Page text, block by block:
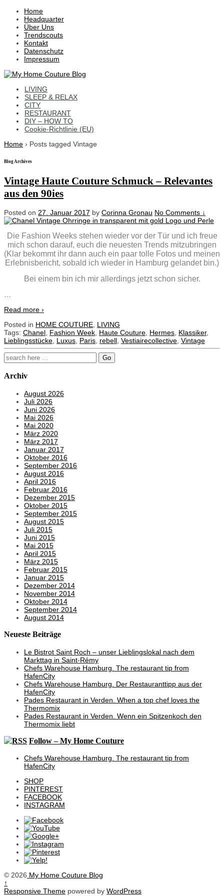
Skip
Main
Content
Home
Headquarter
Über Uns
Trendscouts
Kontakt
Datenschutz
Impressum
LIVING
SLEEP & RELAX
CITY
RESTAURANT
DIY – HOW TO
Cookie-Richtlinie (EU)
Home › Posts tagged Vintage
Blog Archives
Vintage Haute Couture Schmuck – Relevantes
aus den 90ies
Posted on 27. Januar 2017 by Corinna Gronau No Comments ↓
Die Fashion Weeks stehen wieder vor der Tür und ich freue
mich schon darauf, euch die neuesten Trends mitzubringen
(Klar bekommt ihr dann auch ein paar tolle Fotos und meinen
Erlebnisbericht, sobald ich wieder in Hamburg gelandet bin.)
Bei einem bin ich mir allerdings jetzt schon sicher.
Read more ›
Posted in HOME COUTURE LIVING
Tags: Chanel Fashion Week Haute Couture Hermes Klassiker,
Lieblingsstücke Luxus Paris rebell Vestiairecollective Vintage
Search
for:
Archiv
August 2026
Juli 2026
Juni 2026
Mai 2026
Mai 2020
März 2020
März 2017
Januar 2017
Oktober 2016
September 2016
August 2016
April 2016
Februar 2016
Dezember 2015
Oktober 2015
September 2015
August 2015
Juli 2015
Juni 2015
Mai 2015
April 2015
März 2015
Februar 2015
Januar 2015
Dezember 2014
November 2014
Oktober 2014
September 2014
August 2014
Neueste Beiträge
Le Bistrot Saint Roch – unser Lieblingslokal nach dem
Markttag in Saint-Rémy
Chefs Warehouse Hamburg. The restaurant tip from
HafenCity
Chefs Warehouse Hamburg. Der Restauranttipp aus der
HafenCity
Pades Restaurant in Verden. When a top chef loves the
Thermomix
Pades Restaurant in Verden. Wenn ein Spitzenkoch den
Thermomix liebt
Follow – My Home Couture
Chefs Warehouse Hamburg. The restaurant tip from
HafenCity
SHOP
PINTEREST
FACEBOOK
INSTAGRAM
© 2026 My Home Couture Blog
↑
Responsive Theme powered by WordPress